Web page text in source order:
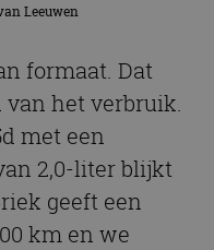
Leeuwen
formaat. Dat
het verbruik.
met een
2,0-liter blijkt
geeft een
km en we